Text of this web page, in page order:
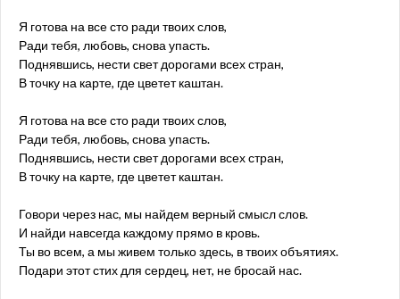
Я готова на все сто ради твоих слов,
Ради тебя, любовь, снова упасть.
Поднявшись, нести свет дорогами всех стран,
В точку на карте, где цветет каштан.
Я готова на все сто ради твоих слов,
Ради тебя, любовь, снова упасть.
Поднявшись, нести свет дорогами всех стран,
В точку на карте, где цветет каштан.
Говори через нас, мы найдем верный смысл слов.
И найди навсегда каждому прямо в кровь.
Ты во всем, а мы живем только здесь, в твоих объятиях.
Подари этот стих для сердец, нет, не бросай нас.